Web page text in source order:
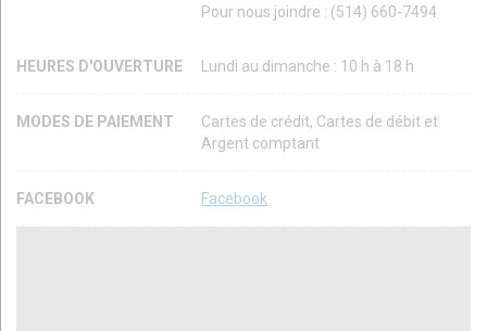
Pour nous joindre : (514) 660-7494
HEURES D'OUVERTURE Lundi au dimanche : 10 h à 18 h
MODES DE PAIEMENT
Cartes de crédit, Cartes de débit et
Argent comptant
FACEBOOK Facebook